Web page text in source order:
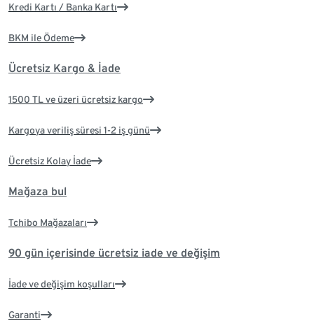
Kredi Kartı / Banka Kartı
BKM ile Ödeme
Ücretsiz Kargo & İade
1500 TL ve üzeri ücretsiz kargo
Kargoya veriliş süresi 1-2 iş günü
Ücretsiz Kolay İade
Mağaza bul
Tchibo Mağazaları
90 gün içerisinde ücretsiz iade ve değişim
İade ve değişim koşulları
Garanti